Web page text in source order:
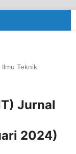
Teknik
Jurnal
2024)